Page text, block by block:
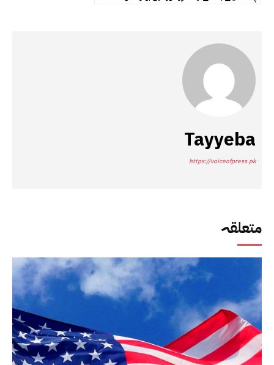
متعلقہ
Tayyeba
https://voiceofpress.pk